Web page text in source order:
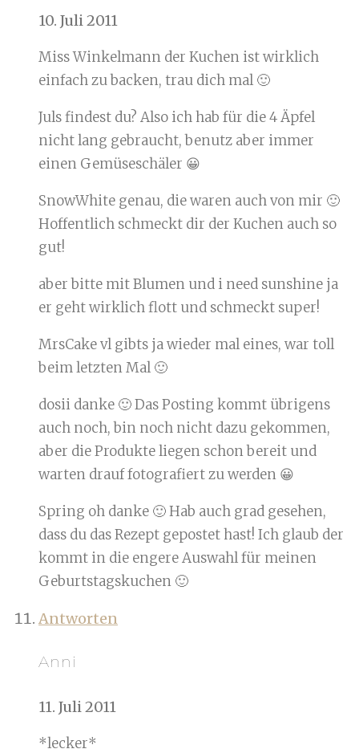
10. Juli 2011
Miss Winkelmann der Kuchen ist wirklich
einfach zu backen, trau dich mal 🙂
Juls findest du? Also ich hab für die 4 Äpfel
nicht lang gebraucht, benutz aber immer
einen Gemüseschäler 😀
SnowWhite genau, die waren auch von mir 🙂
Hoffentlich schmeckt dir der Kuchen auch so
gut!
aber bitte mit Blumen und i need sunshine ja
er geht wirklich flott und schmeckt super!
MrsCake vl gibts ja wieder mal eines, war toll
beim letzten Mal 🙂
dosii danke 🙂 Das Posting kommt übrigens
auch noch, bin noch nicht dazu gekommen,
aber die Produkte liegen schon bereit und
warten drauf fotografiert zu werden 😀
Spring oh danke 🙂 Hab auch grad gesehen,
dass du das Rezept gepostet hast! Ich glaub der
kommt in die engere Auswahl für meinen
Geburtstagskuchen 🙂
Antworten
Anni
11. Juli 2011
*lecker*